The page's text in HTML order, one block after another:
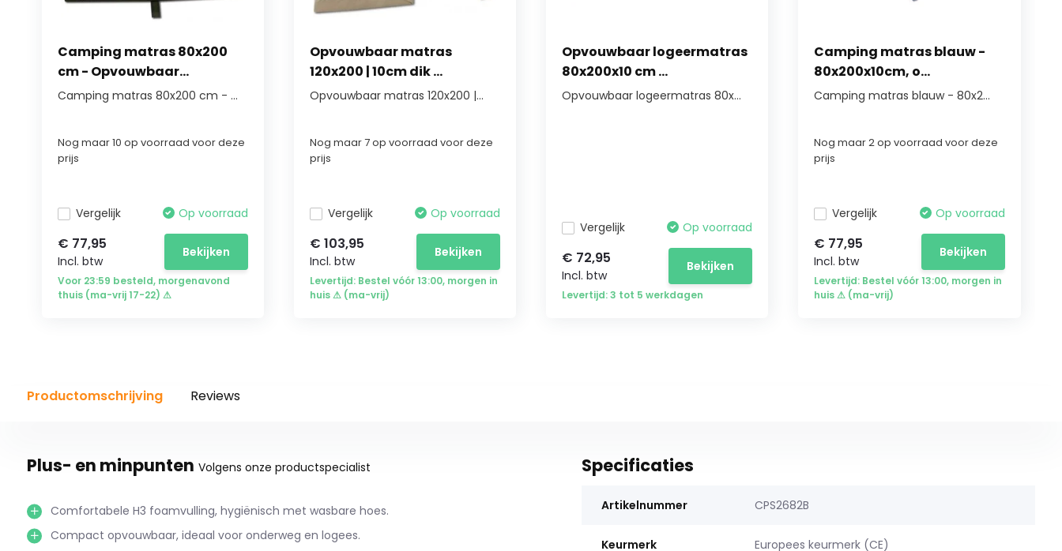
Camping matras 80x200
cm - Opvouwbaar...
Camping matras 80x200 cm - ...
Nog maar 10 op voorraad voor deze
prijs
Vergelijk Op voorraad
€ 77,95
Incl. btw
Bekijken
Voor 23:59 besteld, morgenavond
thuis (ma-vrij 17-22) ⚠
Opvouwbaar matras
120x200 | 10cm dik ...
Opvouwbaar matras 120x200 |...
Nog maar 7 op voorraad voor deze
prijs
Vergelijk Op voorraad
€ 103,95
Incl. btw
Bekijken
Levertijd: Bestel vóór 13:00, morgen in
huis ⚠ (ma-vrij)
Opvouwbaar logeermatras
80x200x10 cm ...
Opvouwbaar logeermatras 80x...
Vergelijk Op voorraad
€ 72,95
Incl. btw
Bekijken
Levertijd: 3 tot 5 werkdagen
Camping matras blauw -
80x200x10cm, o...
Camping matras blauw - 80x2...
Nog maar 2 op voorraad voor deze
prijs
Vergelijk Op voorraad
€ 77,95
Incl. btw
Bekijken
Levertijd: Bestel vóór 13:00, morgen in
huis ⚠ (ma-vrij)
Productomschrijving Reviews
Plus- en minpunten Volgens onze productspecialist
Comfortabele H3 foamvulling, hygiënisch met wasbare hoes.
Compact opvouwbaar, ideaal voor onderweg en logees.
Specificaties
Artikelnummer CPS2682B
Keurmerk Europees keurmerk (CE)